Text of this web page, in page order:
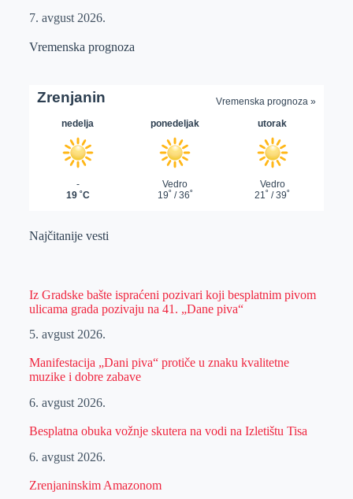
7. avgust 2026.
Vremenska prognoza
Najčitanije vesti
Iz Gradske bašte ispraćeni pozivari koji besplatnim pivom
ulicama grada pozivaju na 41. „Dane piva“
5. avgust 2026.
Manifestacija „Dani piva“ protiče u znaku kvalitetne
muzike i dobre zabave
6. avgust 2026.
Besplatna obuka vožnje skutera na vodi na Izletištu Tisa
6. avgust 2026.
Zrenjaninskim Amazonom